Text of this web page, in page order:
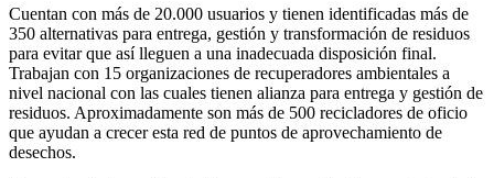
Cuentan con más de 20.000 usuarios y tienen identificadas más de
350 alternativas para entrega, gestión y transformación de residuos
para evitar que así lleguen a una inadecuada disposición final.
Trabajan con 15 organizaciones de recuperadores ambientales a
nivel nacional con las cuales tienen alianza para entrega y gestión de
residuos. Aproximadamente son más de 500 recicladores de oficio
que ayudan a crecer esta red de puntos de aprovechamiento de
desechos.